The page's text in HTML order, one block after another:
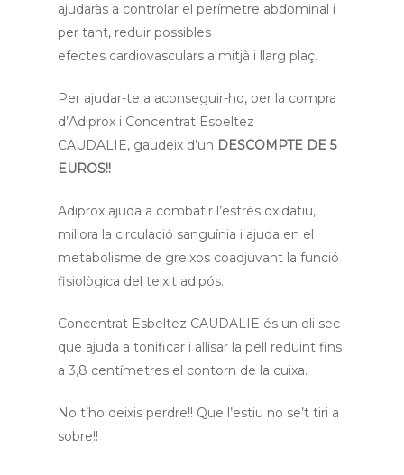
ajudaràs a controlar el perímetre abdominal i
per tant, reduir possibles
efectes cardiovasculars a mitjà i llarg plaç.
Per ajudar-te a aconseguir-ho, per la compra
d’Adiprox i Concentrat Esbeltez
CAUDALIE, gaudeix d’un DESCOMPTE DE 5
EUROS!!
Adiprox ajuda a combatir l’estrés oxidatiu,
millora la circulació sanguínia i ajuda en el
metabolisme de greixos coadjuvant la funció
fisiològica del teixit adipós.
Concentrat Esbeltez CAUDALIE és un oli sec
que ajuda a tonificar i allisar la pell reduint fins
a 3,8 centímetres el contorn de la cuixa.
No t’ho deixis perdre!! Que l’estiu no se’t tiri a
sobre!!